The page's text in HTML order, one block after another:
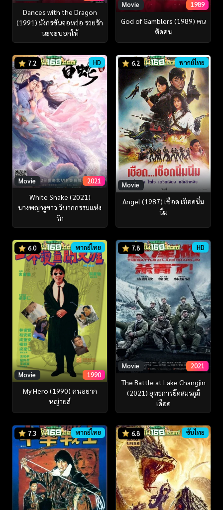
Dances with the Dragon
(1991) มังกรขันจอหว่อ รวยรัก
นะจะบอกให้
Movie 1989
God of Gamblers (1989) คน
ตัดคน
7.2 HD
Movie 2021
White Snake (2021)
นางพญางูขาว วิบากกรรมแห่ง
รัก
6.2 พากย์ไทย
Movie
Angel (1987) เชือด เชือดนิ่ม
นิ่ม
6.0 พากย์ไทย
Movie 1990
My Hero (1990) คนอยาก
หญ่ายส์
7.8 HD
Movie 2021
The Battle at Lake Changjin
(2021) ยุทธการยึดสมรภูมิ
เดือด
7.3 พากย์ไทย 6.8 ซับไทย